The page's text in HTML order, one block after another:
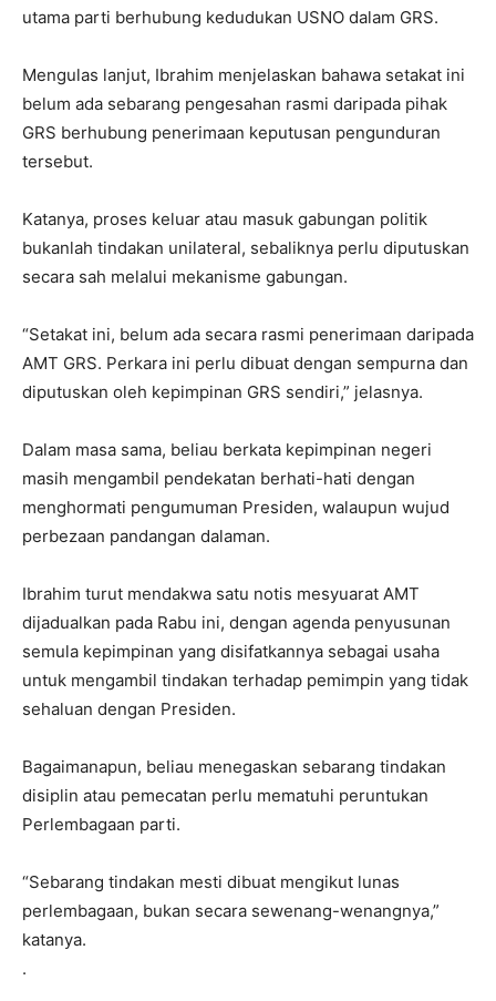
utama parti berhubung kedudukan USNO dalam GRS.
Mengulas lanjut, Ibrahim menjelaskan bahawa setakat ini
belum ada sebarang pengesahan rasmi daripada pihak
GRS berhubung penerimaan keputusan pengunduran
tersebut.
Katanya, proses keluar atau masuk gabungan politik
bukanlah tindakan unilateral, sebaliknya perlu diputuskan
secara sah melalui mekanisme gabungan.
“Setakat ini, belum ada secara rasmi penerimaan daripada
AMT GRS. Perkara ini perlu dibuat dengan sempurna dan
diputuskan oleh kepimpinan GRS sendiri,” jelasnya.
Dalam masa sama, beliau berkata kepimpinan negeri
masih mengambil pendekatan berhati-hati dengan
menghormati pengumuman Presiden, walaupun wujud
perbezaan pandangan dalaman.
Ibrahim turut mendakwa satu notis mesyuarat AMT
dijadualkan pada Rabu ini, dengan agenda penyusunan
semula kepimpinan yang disifatkannya sebagai usaha
untuk mengambil tindakan terhadap pemimpin yang tidak
sehaluan dengan Presiden.
Bagaimanapun, beliau menegaskan sebarang tindakan
disiplin atau pemecatan perlu mematuhi peruntukan
Perlembagaan parti.
“Sebarang tindakan mesti dibuat mengikut lunas
perlembagaan, bukan secara sewenang-wenangnya,”
katanya.
.